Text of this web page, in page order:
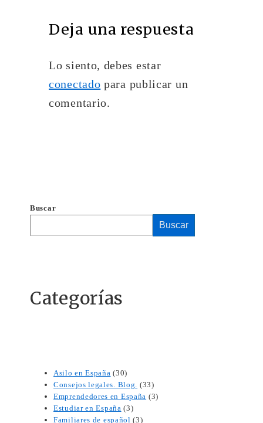
Deja una respuesta
Lo siento, debes estar
conectado para publicar un
comentario.
Buscar
Buscar
Categorías
Asilo en España (30)
Consejos legales. Blog. (33)
Emprendedores en España (3)
Estudiar en España (3)
Familiares de español (3)